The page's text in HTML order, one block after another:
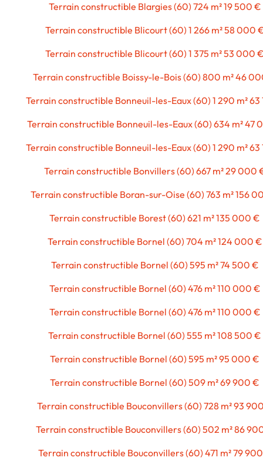
Terrain constructible Blargies (60) 724 m² 19 500 €
Terrain constructible Blicourt (60) 1 266 m² 58 000
Terrain constructible Blicourt (60) 1 375 m² 53 000
Terrain constructible Boissy-le-Bois (60) 800 m² 46
Terrain constructible Bonneuil-les-Eaux (60) 1 290 m² 63
Terrain constructible Bonneuil-les-Eaux (60) 634 m² 47
Terrain constructible Bonneuil-les-Eaux (60) 1 290 m² 63
Terrain constructible Bonvillers (60) 667 m² 29 000
Terrain constructible Boran-sur-Oise (60) 763 m² 156
Terrain constructible Borest (60) 621 m² 135 000 €
Terrain constructible Bornel (60) 704 m² 124 000 €
Terrain constructible Bornel (60) 595 m² 74 500 €
Terrain constructible Bornel (60) 476 m² 110 000 €
Terrain constructible Bornel (60) 476 m² 110 000 €
Terrain constructible Bornel (60) 555 m² 108 500 €
Terrain constructible Bornel (60) 595 m² 95 000 €
Terrain constructible Bornel (60) 509 m² 69 900 €
Terrain constructible Bouconvillers (60) 728 m² 93
Terrain constructible Bouconvillers (60) 502 m² 86
Terrain constructible Bouconvillers (60) 471 m² 79